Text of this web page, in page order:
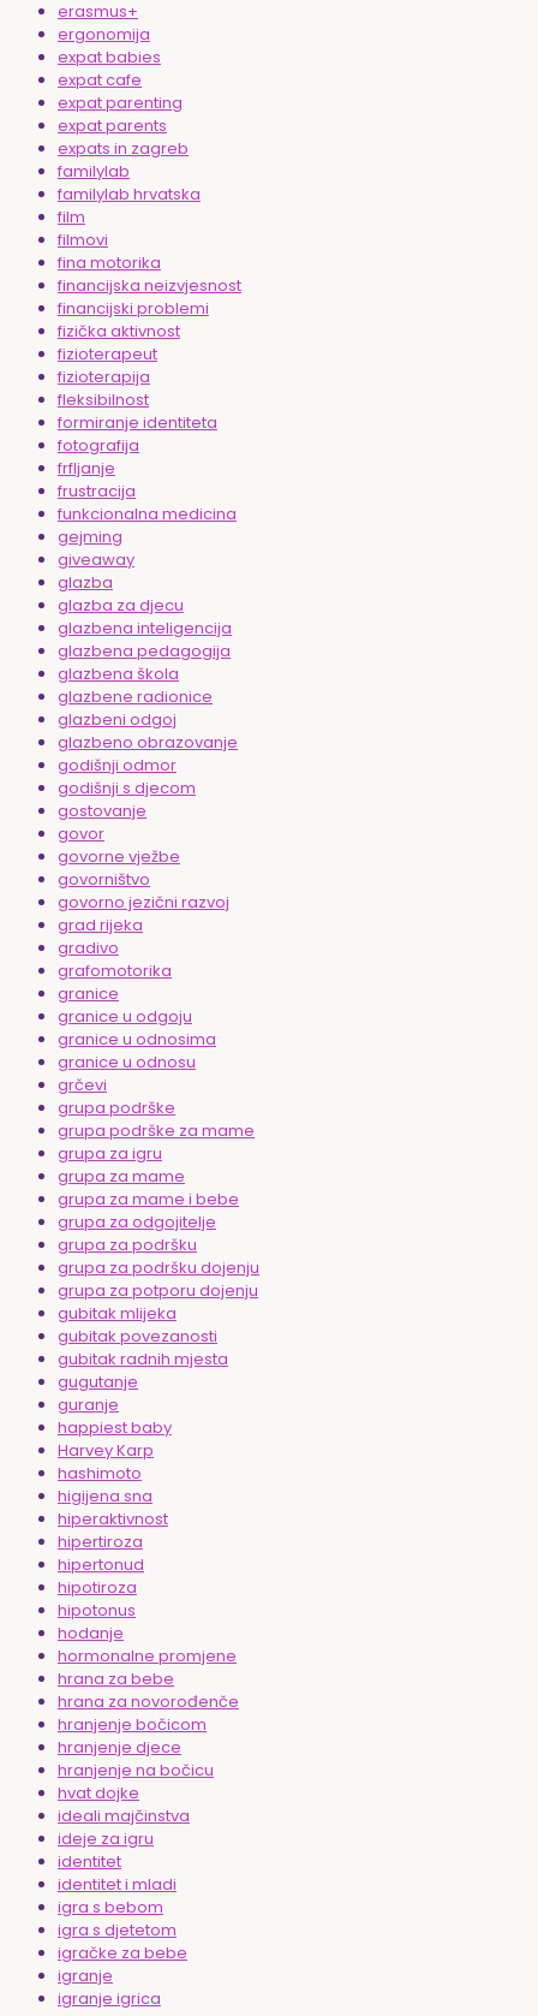
erasmus+
ergonomija
expat babies
expat cafe
expat parenting
expat parents
expats in zagreb
familylab
familylab hrvatska
film
filmovi
fina motorika
financijska neizvjesnost
financijski problemi
fizička aktivnost
fizioterapeut
fizioterapija
fleksibilnost
formiranje identiteta
fotografija
frfljanje
frustracija
funkcionalna medicina
gejming
giveaway
glazba
glazba za djecu
glazbena inteligencija
glazbena pedagogija
glazbena škola
glazbene radionice
glazbeni odgoj
glazbeno obrazovanje
godišnji odmor
godišnji s djecom
gostovanje
govor
govorne vježbe
govorništvo
govorno jezični razvoj
grad rijeka
gradivo
grafomotorika
granice
granice u odgoju
granice u odnosima
granice u odnosu
grčevi
grupa podrške
grupa podrške za mame
grupa za igru
grupa za mame
grupa za mame i bebe
grupa za odgojitelje
grupa za podršku
grupa za podršku dojenju
grupa za potporu dojenju
gubitak mlijeka
gubitak povezanosti
gubitak radnih mjesta
gugutanje
guranje
happiest baby
Harvey Karp
hashimoto
higijena sna
hiperaktivnost
hipertiroza
hipertonud
hipotiroza
hipotonus
hodanje
hormonalne promjene
hrana za bebe
hrana za novorođenče
hranjenje bočicom
hranjenje djece
hranjenje na bočicu
hvat dojke
ideali majčinstva
ideje za igru
identitet
identitet i mladi
igra s bebom
igra s djetetom
igračke za bebe
igranje
igranje igrica